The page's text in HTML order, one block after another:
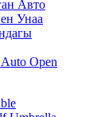
Open